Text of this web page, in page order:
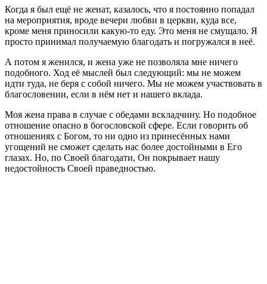
Когда я был ещё не женат, казалось, что я постоянно попадал
на мероприятия, вроде вечери любви в церкви, куда все,
кроме меня приносили какую-то еду. Это меня не смущало. Я
просто принимал получаемую благодать и погружался в неё.
А потом я женился, и жена уже не позволяла мне ничего
подобного. Ход её мыслей был следующий: мы не можем
идти туда, не беря с собой ничего. Мы не можем участвовать в
благословении, если в нём нет и нашего вклада.
Моя жена права в случае с обедами вскладчину. Но подобное
отношение опасно в богословской сфере. Если говорить об
отношениях с Богом, то ни одно из принесённых нами
угощений не сможет сделать нас более достойными в Его
глазах. Но, по Своей благодати, Он покрывает нашу
недостойность Своей праведностью.